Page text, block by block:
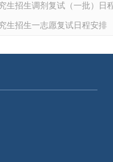
生招生调剂复试（一批）日
生招生一志愿复试日程安排